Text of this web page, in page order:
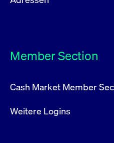
Member Section
Cash Market Member
Weitere Logins